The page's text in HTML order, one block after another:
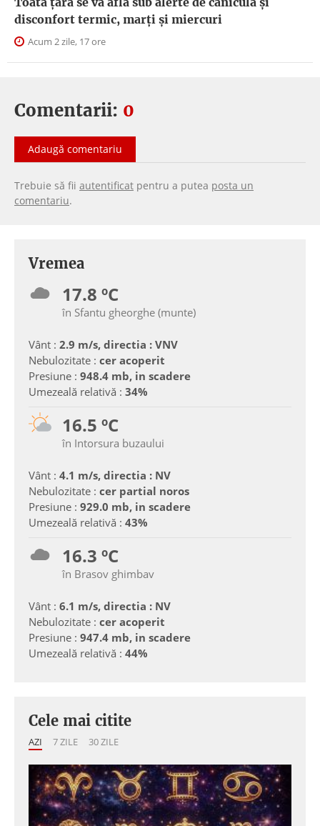
disconfort termic, marți și miercuri
Acum 2 zile, 17 ore
Comentarii: 0
Adaugă comentariu
Trebuie să fii autentificat pentru a putea posta un
comentariu.
Vremea
17.8 ºC
în Sfantu gheorghe (munte)
Vânt : 2.9 m/s, directia : VNV
Nebulozitate : cer acoperit
Presiune : 948.4 mb, in scadere
Umezeală relativă : 34%
16.5 ºC
în Intorsura buzaului
Vânt : 4.1 m/s, directia : NV
Nebulozitate : cer partial noros
Presiune : 929.0 mb, in scadere
Umezeală relativă : 43%
16.3 ºC
în Brasov ghimbav
Vânt : 6.1 m/s, directia : NV
Nebulozitate : cer acoperit
Presiune : 947.4 mb, in scadere
Umezeală relativă : 44%
Cele mai citite
AZI 7 ZILE 30 ZILE